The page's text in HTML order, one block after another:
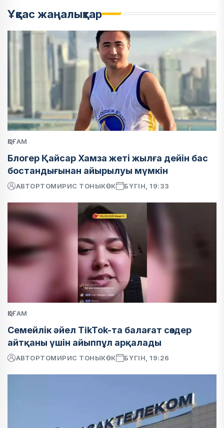
Ұқсас жаңалықтар
ҚОҒАМ
Блогер Қайсар Хамза жеті жылға дейін бас
бостандығынан айырылуы мүмкін
АВТОРТОМИРИС ТОНЫКӨК БҮГІН, 19:33
ҚОҒАМ
Семейлік әйел TikTok-та балағат сөздер
айтқаны үшін айыппұл арқалады
АВТОРТОМИРИС ТОНЫКӨК БҮГІН, 19:26